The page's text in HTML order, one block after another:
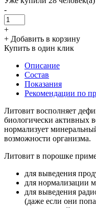
-
+
+ Добавить в корзину
Купить в один клик
Описание
Состав
Показания
Рекомендации по
Литовит восполняет
биологически активных
нормализует
возможности организма.
Литовит в порошке
для выведения
для нормализации
для выведения
(даже если они